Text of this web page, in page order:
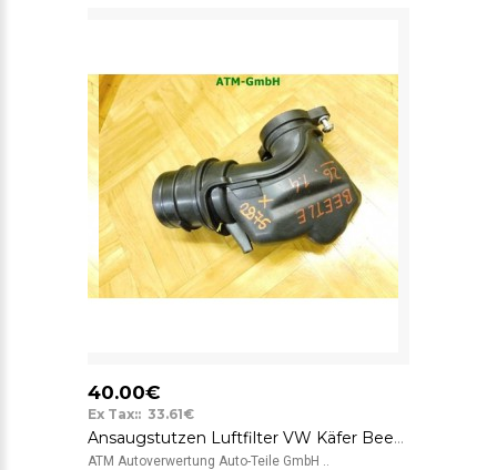
40.00€
Ex Tax:: 33.61€
Ansaugstutzen Luftfilter VW Käfer Beetle 5C1 04E129656
ATM Autoverwertung Auto-Teile GmbH ..